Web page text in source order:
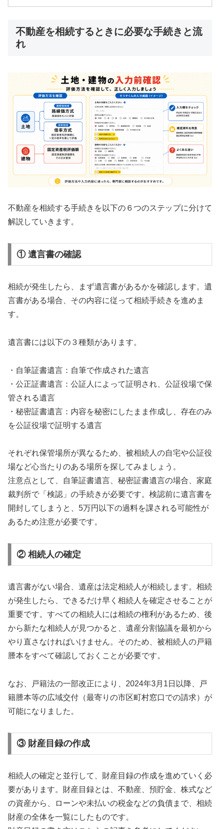
不動産を相続するときに必要な手続きと流
れ
不動産を相続する手続きを以下の６つのステップに分けて
解説していきます。
① 遺言書の確認
相続が発生したら、まず遺言書があるかを確認します。遺
言書がある場合、その内容に従って相続手続きを進めま
す。
遺言書には以下の３種類があります。
・自筆証書遺言：自筆で作成された遺言
・公正証書遺言：公証人によって証明され、公証役場で保
管される遺言
・秘密証書遺言：内容を秘密にしたまま作成し、存在のみ
を公証役場で証明する遺言
それぞれ保管場所が異なるため、被相続人の自宅や公証役
場など心当たりのある場所を探してみましょう。
注意点として、自筆証書遺言、秘密証書遺言の場合、家庭
裁判所で「検認」の手続きが必要です。検認前に遺言書を
開封してしまうと、5万円以下の過料を課される可能性が
あるため注意が必要です。
② 相続人の確定
遺言書がない場合、遺産は法定相続人が相続します。相続
が発生したら、できるだけ早く相続人を確定させることが
重要です。すべての相続人には相続の権利があるため、後
から新たな相続人が見つかると、遺産分割協議を最初から
やり直さなければいけません。そのため、被相続人の戸籍
謄本をすべて確認しておくことが必要です。
なお、戸籍法の一部改正により、2024年3月1日以降、戸
籍謄本等の広域交付（最寄りの市区町村窓口での請求）が
可能になりました。
③ 財産目録の作成
相続人の確定と並行して、財産目録の作成を進めていく必
要があります。財産目録とは、不動産、預貯金、株式など
の資産から、ローンや未払いの税金などの負債まで、相続
財産の全体を一覧にしたものです。